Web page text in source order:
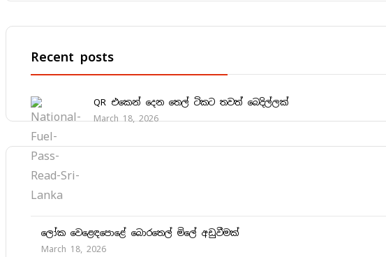
Recent posts
QR එකෙන් දෙන තෙල් ටිකට තවත් බෙදිල්ලක්
March 18, 2026
ලෝක වෙළෙඳපොළේ බොරතෙල් මිලේ අඩුවීමක්
March 18, 2026